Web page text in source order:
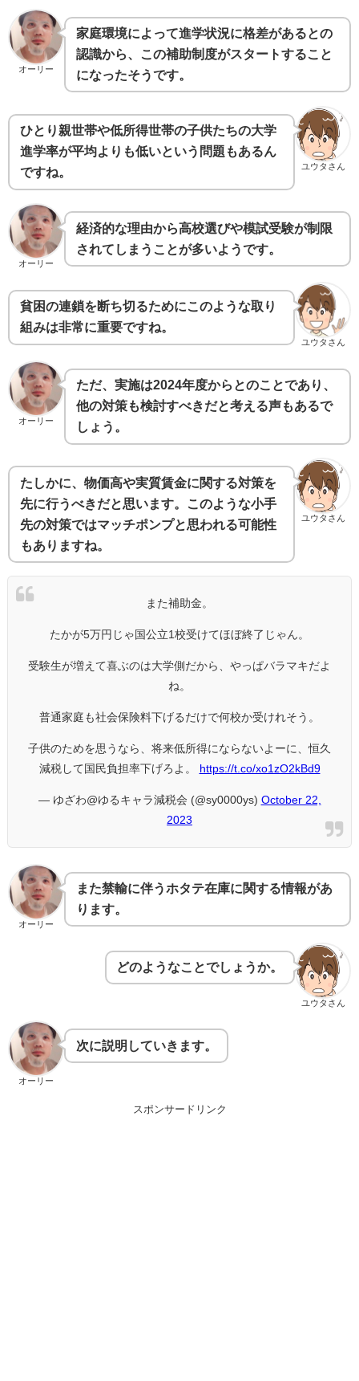
オーリー
家庭環境によって進学状況に格差があるとの
認識から、この補助制度がスタートすること
になったそうです。
ユウタさん
ひとり親世帯や低所得世帯の子供たちの大学
進学率が平均よりも低いという問題もあるん
ですね。
オーリー
経済的な理由から高校選びや模試受験が制限
されてしまうことが多いようです。
ユウタさん
貧困の連鎖を断ち切るためにこのような取り
組みは非常に重要ですね。
オーリー
ただ、実施は2024年度からとのことであり、
他の対策も検討すべきだと考える声もあるで
しょう。
ユウタさん
たしかに、物価高や実質賃金に関する対策を
先に行うべきだと思います。このような小手
先の対策ではマッチポンプと思われる可能性
もありますね。
また補助金。
たかが5万円じゃ国公立1校受けてほぼ終了じゃん。
受験生が増えて喜ぶのは大学側だから、やっぱバラマキだよ
ね。
普通家庭も社会保険料下げるだけで何校か受けれそう。
子供のためを思うなら、将来低所得にならないよーに、恒久
減税して国民負担率下げろよ。
https://t.co/xo1zO2kBd9
— ゆざわ@ゆるキャラ減税会 (@sy0000ys) October 22,
2023
オーリー
また禁輸に伴うホタテ在庫に関する情報があ
ります。
ユウタさん
どのようなことでしょうか。
オーリー
次に説明していきます。
スポンサードリンク